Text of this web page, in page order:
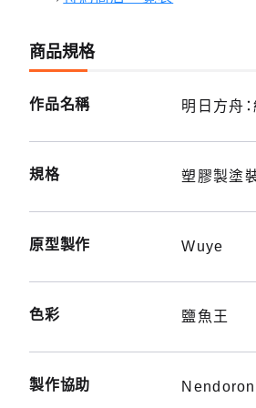
商品規格
作品名稱 明日方舟
規格 塑膠製塗
原型製作 Wuye
色彩 鹽魚王
製作協助 Nendoron